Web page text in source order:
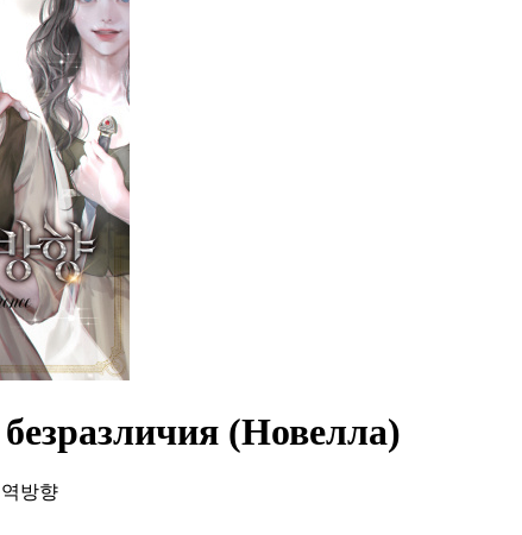
(Новелла)
역방향